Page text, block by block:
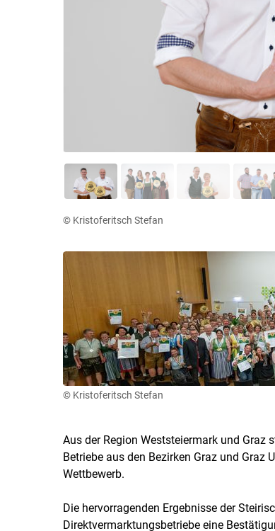
© Kristoferitsch Stefan
© Kristoferitsch Stefan
Aus der Region Weststeiermark und Graz
Betriebe aus den Bezirken Graz und
Wettbewerb.
Die hervorragenden Ergebnisse der
Direktvermarktungsbetriebe eine